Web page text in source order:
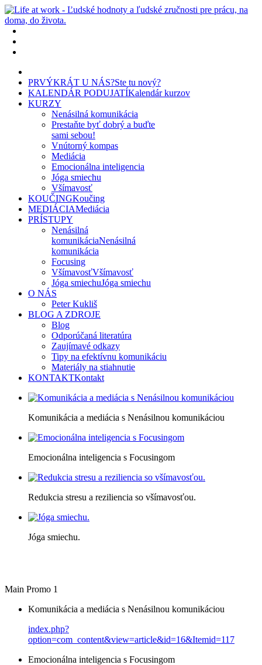
PRVÝKRÁT U NÁS?Ste tu nový?
KALENDÁR PODUJATÍKalendár kurzov
KURZY
Nenásilná komunikácia
Prestaňte byť dobrý a buďte
sami sebou!
Vnútorný kompas
Mediácia
Emocionálna inteligencia
Jóga smiechu
Všímavosť
KOUČINGKoučing
MEDIÁCIAMediácia
PRÍSTUPY
Nenásilná
komunikáciaNenásilná
komunikácia
Focusing
VšímavosťVšímavosť
Jóga smiechuJóga smiechu
O NÁS
Peter Kukliš
BLOG A ZDROJE
Blog
Odporúčaná literatúra
Zaujímavé odkazy
Tipy na efektívnu komunikáciu
Materiály na stiahnutie
KONTAKTKontakt
Komunikácia a mediácia s Nenásilnou komunikáciou
Emocionálna inteligencia s Focusingom
Redukcia stresu a reziliencia so všímavosťou.
Jóga smiechu.
Main Promo 1
Komunikácia a mediácia s Nenásilnou komunikáciou
index.php?
option=com_content&view=article&id=16&Itemid=117
Emocionálna inteligencia s Focusingom